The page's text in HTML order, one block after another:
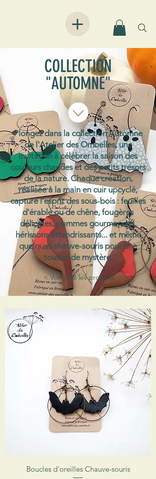
COLLECTION
"AUTOMNE"
Plongez dans la collection Automne
de l'Atelier des Ombelles, une
invitation à célébrer la saison des
couleurs chaudes et des petits trésors
de la nature. Chaque création,
réalisée à la main en cuir upcyclé,
capture l'esprit des sous-bois : feuilles
d'érable ou de chêne, fougères
délicates, pommes gourmandes,
hérissons attendrissants... et même
quelques chauve-souris pour une
touche de mystère.
< Voir tous les produits
Boucles d'oreilles Chauve-souris